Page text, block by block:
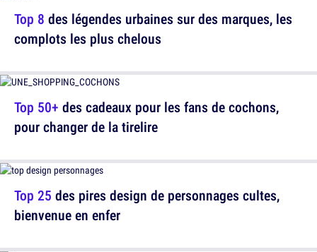
Top 50+ des cadeaux pour les fans de cochons,
pour changer de la tirelire
Top 8 des légendes urbaines sur des marques, les
complots les plus chelous
Top 25 des pires design de personnages cultes,
bienvenue en enfer